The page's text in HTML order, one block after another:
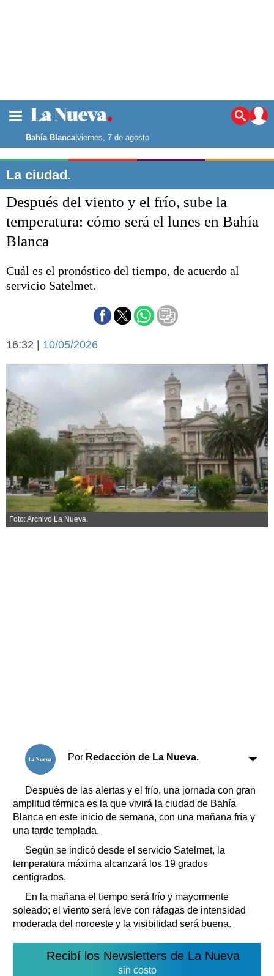
Noticias
La ciudad
Punta Alta
El mundo
Seguridad
Liga del Sur
Federal A
Economía y finanzas
Con el campo
Espacio empresas
Sociedad y tiempo
libre
Tecnología
Turismo
Salud
Es viral
El tiempo
Fúnebres
Bahía Blanca|viernes, 7 de agosto
La ciudad.
Después del viento y el frío, sube la
temperatura: cómo será el lunes en Bahía
Blanca
Cuál es el pronóstico del tiempo, de acuerdo al
servicio Satelmet.
16:32 | 10/05/2026
Foto: Archivo La Nueva.
Por Redacción de La Nueva.
Después de las alertas y el frío, una jornada con gran
amplitud térmica es la que vivirá la ciudad de Bahía
Blanca en este inicio de semana, con una mañana fría y
una tarde templada.
Según se indicó desde el servicio Satelmet, la
temperatura máxima alcanzará los 19 grados
centígrados.
En la mañana el tiempo será frío y mayormente
soleado; el viento será leve con ráfagas de intensidad
moderada del noroeste y la visibilidad será buena.
Recibí los Newsletters de La Nueva
sin costo